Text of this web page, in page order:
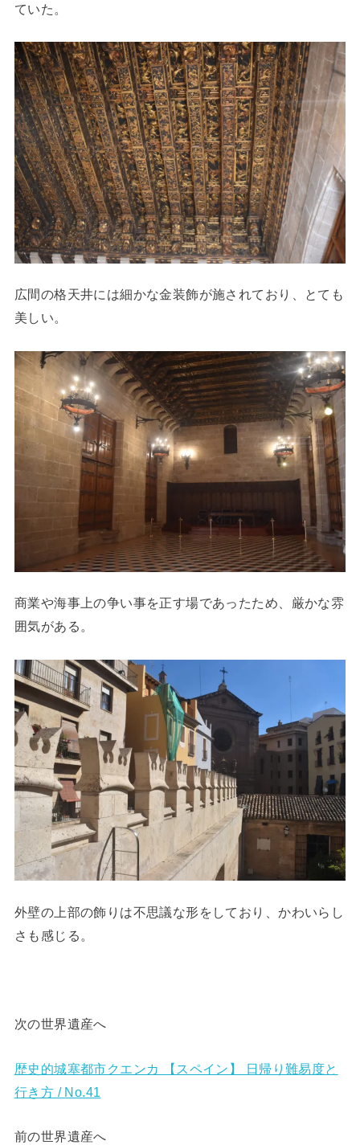
ていた。
広間の格天井には細かな金装飾が施されており、とても
美しい。
商業や海事上の争い事を正す場であったため、厳かな雰
囲気がある。
外壁の上部の飾りは不思議な形をしており、かわいらし
さも感じる。
次の世界遺産へ
歴史的城塞都市クエンカ 【スペイン】 日帰り難易度と
行き方 / No.41
前の世界遺産へ